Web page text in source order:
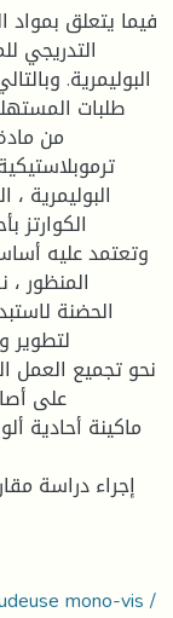
فيما يتعلق بمواد
التدريجي
البوليمرية.
طلبات
من
البوليمرية
الكوارتز
وتعتمد عليه
المنظور
نحو تجميع العمل
على
إجراء دراسة
mono-vis /